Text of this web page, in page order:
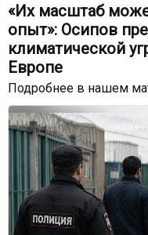
«Их масштаб
опыт»: Осипов
климатической
Европе
Подробнее в нашем